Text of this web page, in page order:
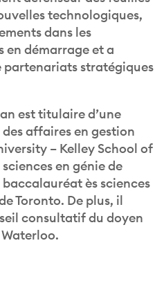
technologiques,
dans les
en démarrage et a
partenariats stratégiques
est titulaire d’une
affaires en gestion
– Kelley School of
en génie de
baccalauréat ès sciences
Toronto. De plus, il
consultatif du doyen